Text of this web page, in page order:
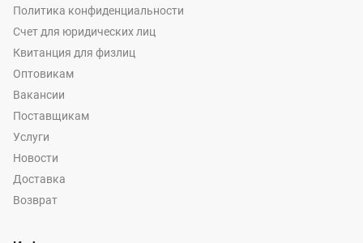
Политика конфиденциальности
Счет для юридических лиц
Квитанция для физлиц
Оптовикам
Вакансии
Поставщикам
Услуги
Новости
Доставка
Возврат